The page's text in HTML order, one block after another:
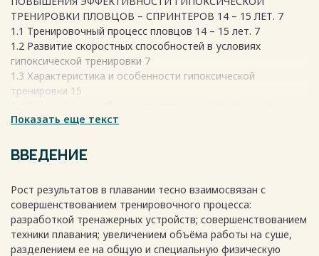
ТРЕНИРОВКИ ПЛОВЦОВ – СПРИНТЕРОВ 14 – 15 ЛЕТ. 7
1.1 Тренировочный процесс пловцов 14 – 15 лет. 7
1.2 Развитие скоростных способностей в условиях
гипоксической тренировки 7
1.3 Характеристика и особенности гипоксической
тренировки 15
возрасте 14 – 15 лет. 22
2.1 Методы исследования 32
2.2 Организация исследования по разработке средств
ГЛАВА 3. РЕЗУЛЬТАТЫ ИССЛЕДОВАНИЯ ВЛИЯНИЯ
СПЕЦИАЛЬНОГО КОМПЛЕКСА УПРАЖНЕНИЙ
ГИПОКСИЧЕСКОЙ ТРЕНИРОВКИ НА ПОВЫШЕНИЕ УРОВНЯ
ФУНКЦИОНАЛЬНОЙ ПОДГОТОВЛЕННОСТИ ПЛОВЦОВ
Показать еще текст
ВВЕДЕНИЕ
Рост результатов в плавании тесно взаимосвязан с
совершенствованием тренировочного процесса:
разработкой тренажерных устройств; совершенствованием
техники плавания; увеличением объёма работы на суше,
разделением ее на общую и специальную физическую